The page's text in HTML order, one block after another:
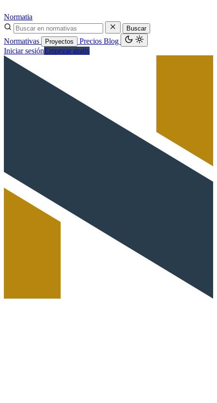
Normatia
Buscar
Normativas Proyectos Precios Blog
Iniciar sesiónEmpezar gratis